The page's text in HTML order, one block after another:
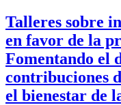
Talleres sobre
en favor de la
Fomentando el
contribuciones
el bienestar de